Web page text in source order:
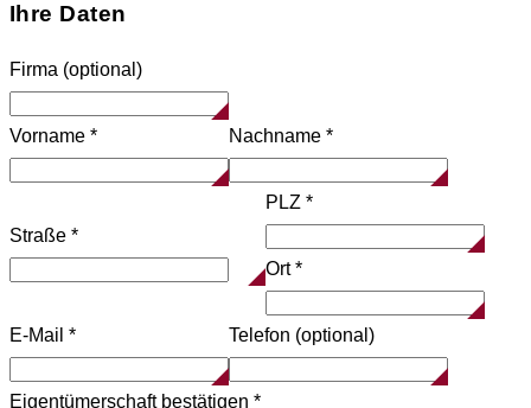
Ihre Daten
Firma (optional)
Vorname * Nachname *
Straße *
PLZ *
Ort*
E-Mail * Telefon (optional)
Eigentümerschaft bestätigen *